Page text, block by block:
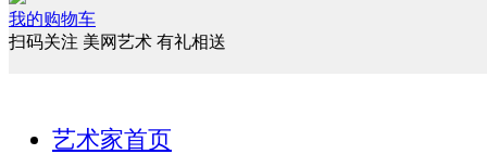
我的购物车
扫码关注 美网艺术 有礼相送
艺术家首页